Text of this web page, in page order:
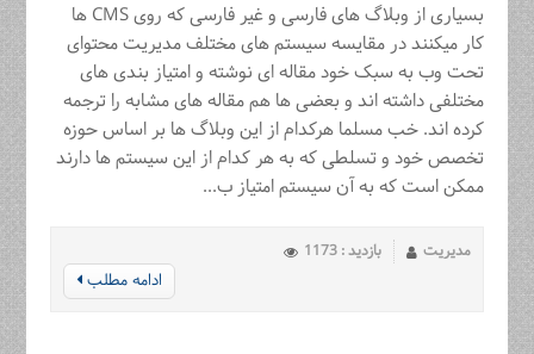
بسیاری از وبلاگ های فارسی و غیر فارسی که روی CMS ها
کار میکنند در مقایسه سیستم های مختلف مدیریت محتوای
تحت وب به سبک خود مقاله ای نوشته و امتیاز بندی های
مختلفی داشته اند و بعضی ها هم مقاله های مشابه را ترجمه
کرده اند. خب مسلما هرکدام از این وبلاگ ها بر اساس حوزه
تخصص خود و تسلطی که به هر کدام از این سیستم ها دارند
ممکن است که به آن سیستم امتیاز ب...
مدیریت بازدید : 1173
ادامه مطلب